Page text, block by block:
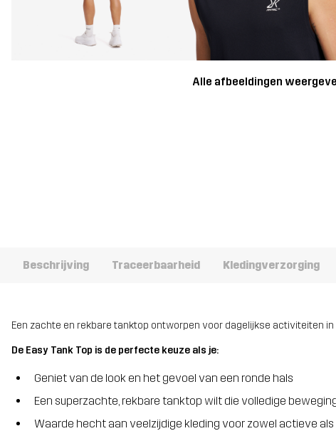
Alle afbeeldingen
Beschrijving Traceerbaarheid Kledingverzorging
Een zachte en rekbare tanktop ontworpen voor dagelijkse activiteiten in
De Easy Tank Top is de perfecte keuze als je:
Geniet van de look en het gevoel van een ronde hals
Een superzachte, rekbare tanktop wilt die volledige
Waarde hecht aan veelzijdige kleding voor zowel actieve